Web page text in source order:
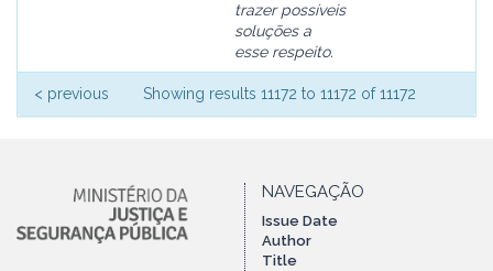
trazer possíveis
soluções a
esse respeito.
Showing results 11172 to 11172 of 11172
< previous
NAVEGAÇÃO
Issue Date
Author
Title